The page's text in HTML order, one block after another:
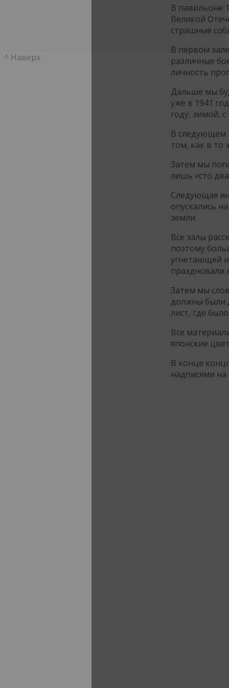
В павильоне
Великой
страшные
В первом
различные
личность
Дальше мы
уже в 1941
году, зимой,
В следующем
том, как в то
Затем мы
лишь «сто
Следующая
опускались
земли.
Все залы
поэтому
угнетающей и
Затем мы
должны были
лист, где
Все
японские
В конце
надписями
^ Наверх